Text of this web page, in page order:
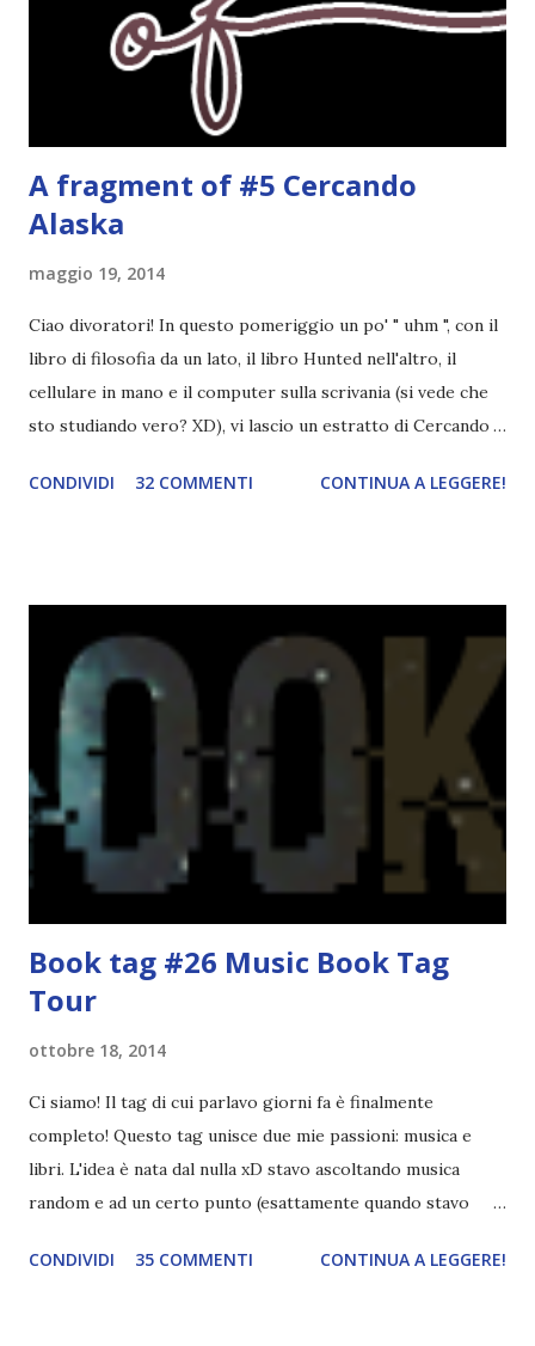
ispirato alle favole (D:), tutte voi lasciate solo un titolo e
poi a random ne sceglierò tre! Aggiornerò il post, oppure
A fragment of #5 Cercando
Alaska
maggio 19, 2014
Ciao divoratori! In questo pomeriggio un po' " uhm ", con il
libro di filosofia da un lato, il libro Hunted nell'altro, il
cellulare in mano e il computer sulla scrivania (si vede che
sto studiando vero? XD), vi lascio un estratto di Cercando
costante nelle rubriche. Odiavo lo sport. Odiavo lo sport,
delle amicizie, così mi obbligò a entrare nella squadra dei
Pirati di Orlando. Mi feci degli amici eccome: una masnada di
bambini dell'asilo. Non fu un gran passo avanti, se l'obiettivo
era inserirmi fra i coetanei. Fu soprattutto perché come
statura sovrastavo tutti gli altri giocatori se quell'anno per
un pelo non entrai nella formazione ufficiale. Qu...
CONDIVIDI 32 COMMENTI CONTINUA A LEGGERE!
Book tag #26 Music Book Tag
Tour
ottobre 18, 2014
Ci siamo! Il tag di cui parlavo giorni fa è finalmente
completo! Questo tag unisce due mie passioni: musica e
libri. L'idea è nata dal nulla xD stavo ascoltando musica
random e ad un certo punto (esattamente quando stavo
quest'idea. Lo scopo del tag è di associare ad ogni canzone
CONDIVIDI 35 COMMENTI CONTINUA A LEGGERE!